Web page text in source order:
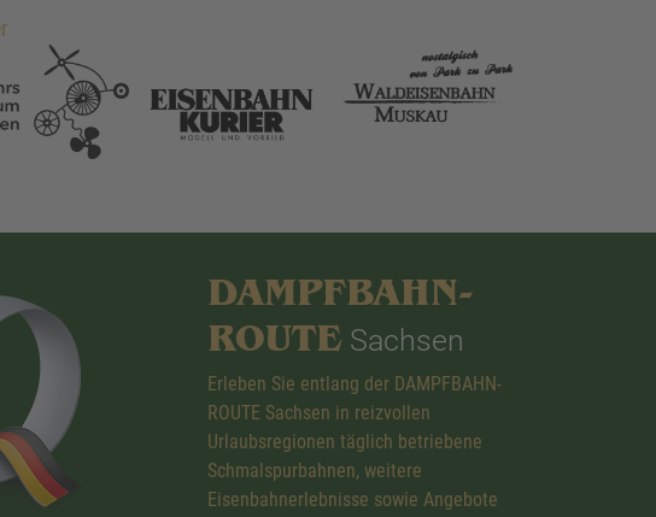
DAMPFBAHN-
ROUTE Sachsen
Erleben Sie entlang der DAMPFBAHN-
ROUTE Sachsen in reizvollen
Urlaubsregionen täglich betriebene
Schmalspurbahnen, weitere
Eisenbahnerlebnisse sowie Angebote